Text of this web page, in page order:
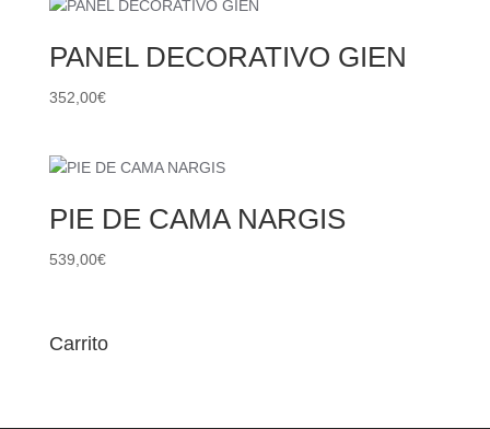
PANEL DECORATIVO GIEN
352,00€
PIE DE CAMA NARGIS
539,00€
Carrito